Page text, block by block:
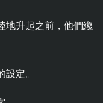
地升起之前，他們纔
定。